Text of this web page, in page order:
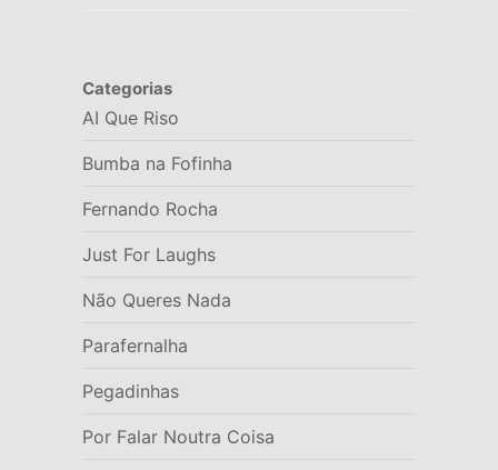
Categorias
AI Que Riso
Bumba na Fofinha
Fernando Rocha
Just For Laughs
Não Queres Nada
Parafernalha
Pegadinhas
Por Falar Noutra Coisa